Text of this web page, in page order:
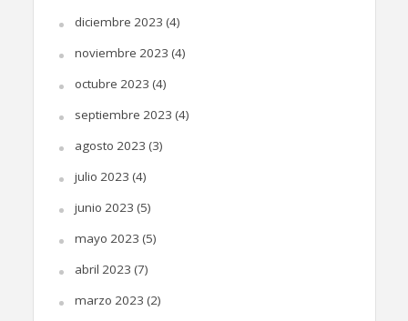
diciembre 2023 (4)
noviembre 2023 (4)
octubre 2023 (4)
septiembre 2023 (4)
agosto 2023 (3)
julio 2023 (4)
junio 2023 (5)
mayo 2023 (5)
abril 2023 (7)
marzo 2023 (2)